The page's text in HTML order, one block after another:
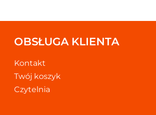
OBSŁUGA KLIENTA
Kontakt
Twój koszyk
Czytelnia